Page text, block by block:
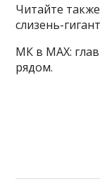
Читайте
слизень-
МК в MAX:
рядом.